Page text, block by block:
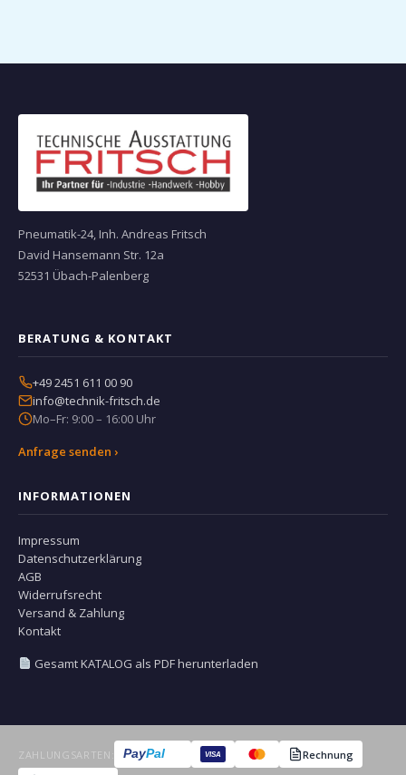
Pneumatik-24, Inh. Andreas Fritsch
David Hansemann Str. 12a
52531 Übach-Palenberg
BERATUNG & KONTAKT
+49 2451 611 00 90
info@technik-fritsch.de
Mo–Fr: 9:00 – 16:00 Uhr
Anfrage senden ›
INFORMATIONEN
Impressum
Datenschutzerklärung
AGB
Widerrufsrecht
Versand & Zahlung
Kontakt
Gesamt KATALOG als PDF herunterladen
ZAHLUNGSARTEN: PayPal VISA
Rechnung